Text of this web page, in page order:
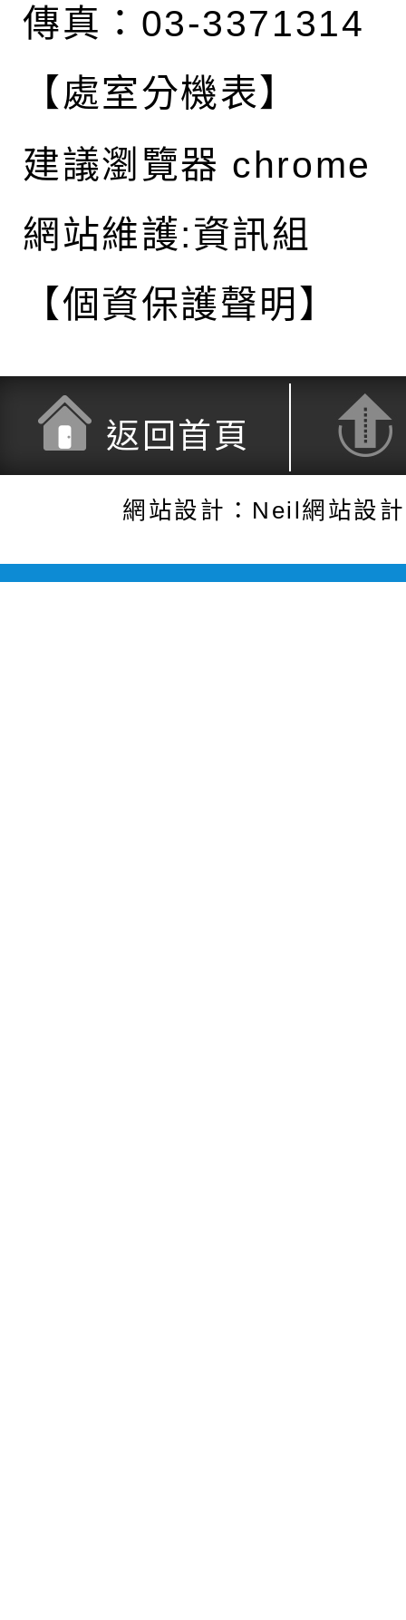
傳真：03-3371314
【處室分機表】
建議瀏覽器 chrome
網站維護:資訊組
【個資保護聲明】
返回首頁
網站設計：Neil網站設